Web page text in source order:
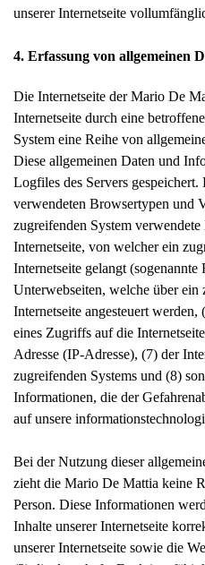
unserer Internetseite
4. Erfassung von allgemeinen
Die Internetseite der Mario De
Internetseite durch eine
System eine Reihe von
Diese allgemeinen Daten und
Logfiles des Servers
verwendeten Browsertypen und
zugreifenden System
Internetseite, von welcher ein
Internetseite gelangt (sogenannte
Unterwebseiten, welche über ein
Internetseite angesteuert
eines Zugriffs auf die
Adresse (IP-Adresse), (7) der
zugreifenden Systems und (8)
Informationen, die der
auf unsere
Bei der Nutzung dieser
zieht die Mario De Mattia keine
Person. Diese Informationen
Inhalte unserer Internetseite
unserer Internetseite sowie die